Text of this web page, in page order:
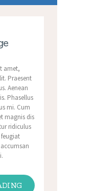
amet,
Praesent
Aenean
Phasellus
mi. Cum
magnis dis
ridiculus